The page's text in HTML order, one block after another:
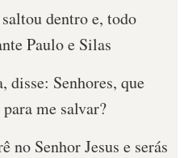
dentro e, todo
Paulo e Silas
disse: Senhores, que
me salvar?
no Senhor Jesus e serás